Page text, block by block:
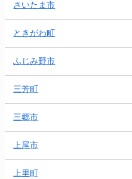
さいたま市
ときがわ町
ふじみ野市
三芳町
三郷市
上尾市
上里町